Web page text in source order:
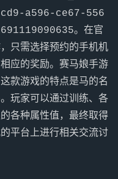
a596-ce67-556
。在官
只需选择预约的手机机
应的奖励。赛马娘手游
款游戏的特点是马的名
玩家可以通过训练、各
各种属性值，最终取得
平台上进行相关交流讨